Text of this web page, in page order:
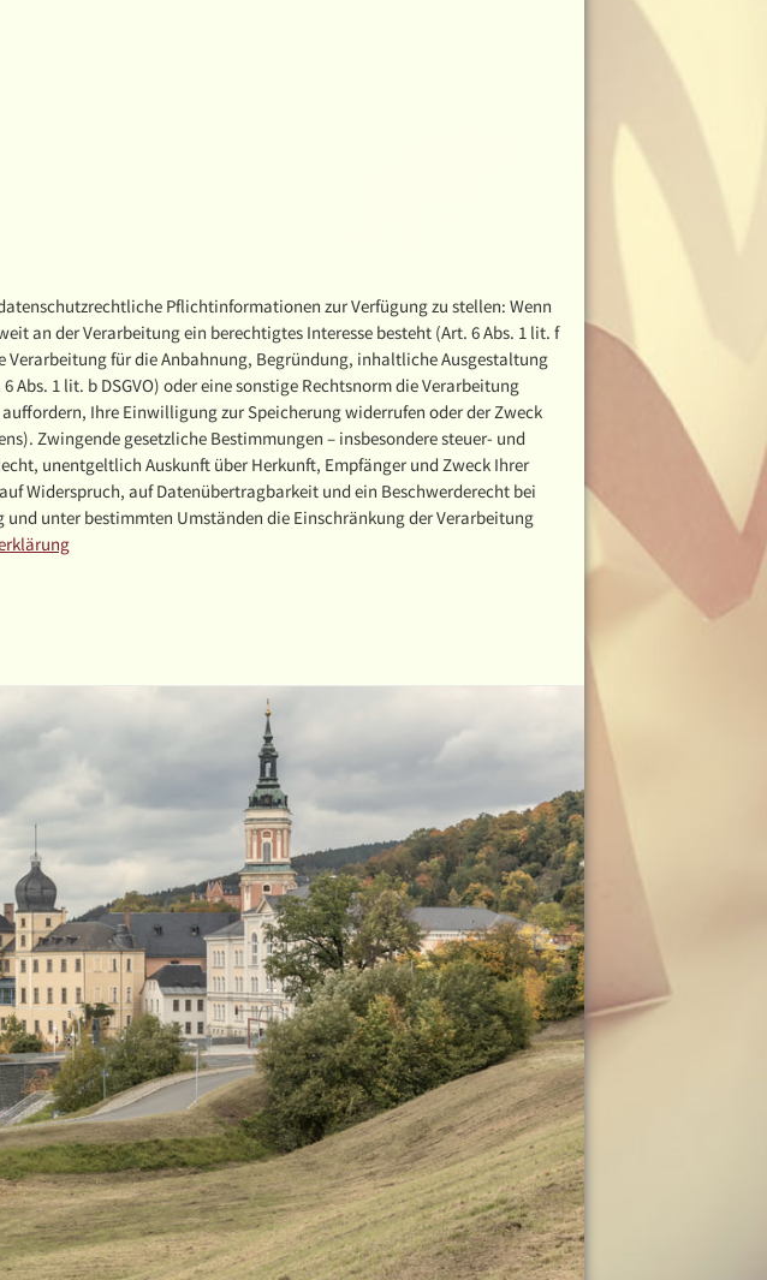
Pflichtinformationen zur Verfügung zu stellen: Wenn
an der Verarbeitung ein berechtigtes Interesse besteht (Art. 6 Abs. 1 lit. f
Verarbeitung für die Anbahnung, Begründung, inhaltliche Ausgestaltung
1 lit. b DSGVO) oder eine sonstige Rechtsnorm die Verarbeitung
Ihre Einwilligung zur Speicherung widerrufen oder der Zweck
Zwingende gesetzliche Bestimmungen – insbesondere steuer- und
unentgeltlich Auskunft über Herkunft, Empfänger und Zweck Ihrer
Widerspruch, auf Datenübertragbarkeit und ein Beschwerderecht bei
unter bestimmten Umständen die Einschränkung der Verarbeitung